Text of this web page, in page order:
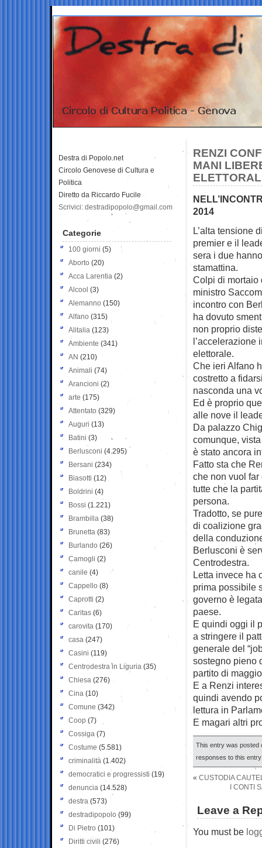
RENZI
MANI
2014
L’alta tensione
premier e il
sera i due
stamattina.
Colpi di mortaio
ministro
incontro con
ha dovuto
non proprio
l’accelerazione
elettorale.
Che ieri Alfano
costretto a
nasconda una
Ed è proprio
alle nove il
Da palazzo
comunque,
è stato ancora
Fatto sta che
che non vuol
tutte che la
persona.
Tradotto, se
di coalizione
della
Berlusconi è
Centrodestra.
Letta invece ha
prima possibile
governo è
paese.
E quindi oggi il
a stringere il
generale del
sostegno pieno
partito di
E a Renzi
quindi avendo
lettura in
E magari altri
This entry was posted
responses to this
« CUSTODIA
I CONTI
Leave a
You must be
Destra di Popolo.net
Circolo Genovese di Cultura e
Politica
Diretto da Riccardo Fucile
Scrivici: destradipopolo@gmail.com
Categorie
100 giorni (5)
Aborto (20)
Acca Larentia (2)
Alcool (3)
Alemanno (150)
Alfano (315)
Alitalia (123)
Ambiente (341)
AN (210)
Animali (74)
Arancioni (2)
arte (175)
Attentato (329)
Auguri (13)
Batini (3)
Berlusconi (4.295)
Bersani (234)
Biasotti (12)
Boldrini (4)
Bossi (1.221)
Brambilla (38)
Brunetta (83)
Burlando (26)
Camogli (2)
canile (4)
Cappello (8)
Caprotti (2)
Caritas (6)
carovita (170)
casa (247)
Casini (119)
Centrodestra in Liguria (35)
Chiesa (276)
Cina (10)
Comune (342)
Coop (7)
Cossiga (7)
Costume (5.581)
criminalità (1.402)
democratici e progressisti (19)
denuncia (14.528)
destra (573)
destradipopolo (99)
Di Pietro (101)
Diritti civili (276)